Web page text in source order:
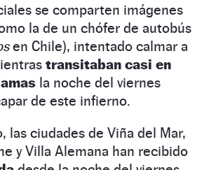
se comparten imágenes
la de un chófer de autobús
en Chile), intentado calmar a
transitaban casi en
la noche del viernes
de este infierno.
las ciudades de Viña del Mar,
y Villa Alemana han recibido